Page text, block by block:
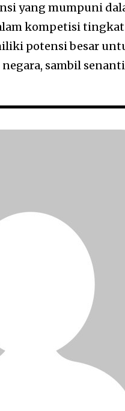
yang mumpuni
kompetisi
potensi besar
sambil